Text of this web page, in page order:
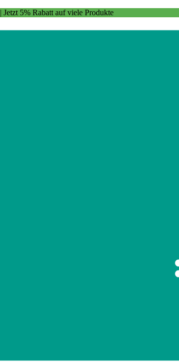
| Jetzt 5% Rabatt auf viele Produkte